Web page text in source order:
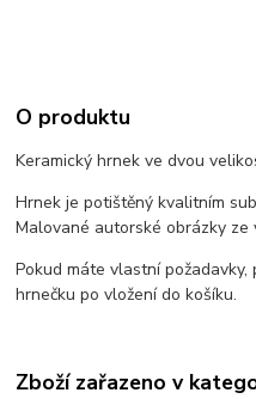
O produktu
Keramický hrnek ve dvou
Hrnek je potištěný kvalitním
Malované autorské obrázky ze
Pokud máte vlastní
hrnečku po vložení do košíku.
Zboží zařazeno v